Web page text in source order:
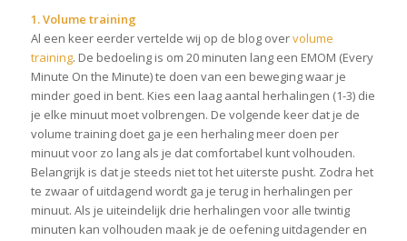
1. Volume training
Al een keer eerder vertelde wij op de blog overvolume
training. De bedoeling is om 20 minuten lang een EMOM (Every
Minute On the Minute) te doen van een beweging waar je
minder goed in bent. Kies een laag aantal herhalingen (1-3) die
je elke minuut moet volbrengen. De volgende keer dat je de
volume training doet ga je een herhaling meer doen per
minuut voor zo lang als je dat comfortabel kunt volhouden.
Belangrijk is dat je steeds niet tot het uiterste pusht. Zodra het
te zwaar of uitdagend wordt ga je terug in herhalingen per
minuut. Als je uiteindelijk drie herhalingen voor alle twintig
minuten kan volhouden maak je de oefening uitdagender en